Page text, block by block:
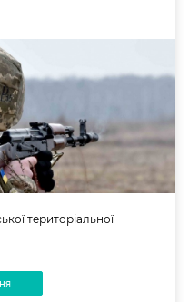
територіальної